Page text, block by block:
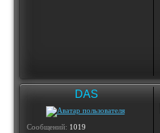
DAS
Сообщений: 1019